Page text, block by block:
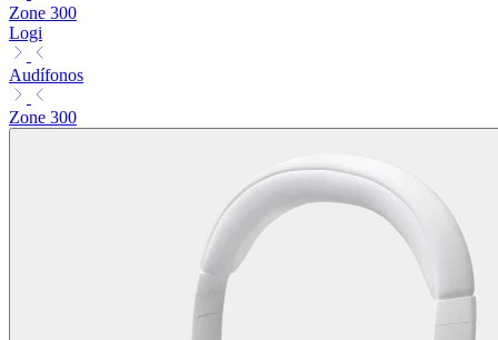
Zone 300
Logi
Audífonos
Zone 300